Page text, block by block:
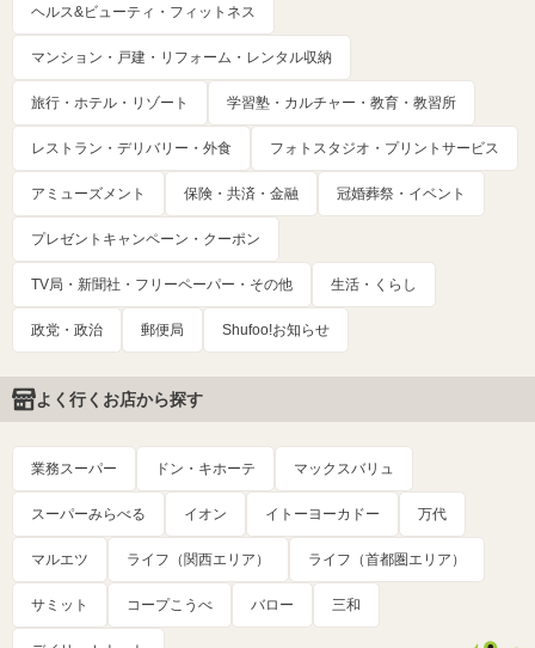
ヘルス&ビューティ・フィットネス
マンション・戸建・リフォーム・レンタル収納
旅行・ホテル・リゾート 学習塾・カルチャー・教育・教習所
レストラン・デリバリー・外食 フォトスタジオ・プリントサービス
アミューズメント 保険・共済・金融 冠婚葬祭・イベント
プレゼントキャンペーン・クーポン
TV局・新聞社・フリーペーパー・その他 生活・くらし
政党・政治 郵便局 Shufoo!お知らせ
よく行くお店から探す
業務スーパー ドン・キホーテ マックスバリュ
スーパーみらべる イオン イトーヨーカドー 万代
マルエツ ライフ（関西エリア） ライフ（首都圏エリア）
サミット コープこうべ バロー 三和